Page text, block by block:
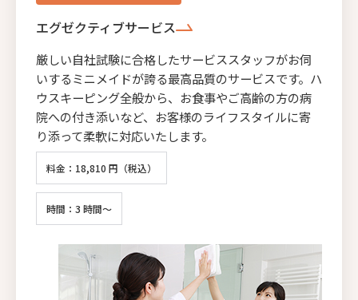
エグゼクティブサービス
厳しい自社試験に合格したサービススタッフがお伺
いするミニメイドが誇る最高品質のサービスです。ハ
ウスキーピング全般から、お食事やご高齢の方の病
院への付き添いなど、お客様のライフスタイルに寄
り添って柔軟に対応いたします。
料金：18,810 円（税込）
時間：3 時間～